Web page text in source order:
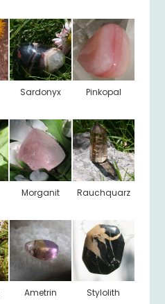
Sardonyx Pinkopal
Morganit Rauchquarz
Ametrin Stylolith